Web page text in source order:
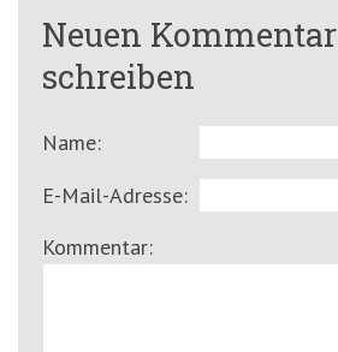
Neuen Kommentar
schreiben
Name:
E-Mail-Adresse:
Kommentar: